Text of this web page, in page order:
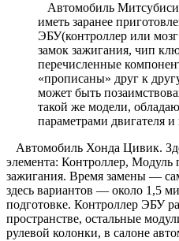
Автомобиль Митсубиси
иметь заранее
ЭБУ(контроллер или
замок зажигания, чип
перечисленные
«прописаны» друг к
может быть
такой же модели,
параметрами двигателя и
Автомобиль Хонда Цивик.
элемента: Контроллер, Модуль
зажигания. Время замены —
здесь вариантов — около 1,5
подготовке. Контроллер ЭБУ
пространстве, остальные
рулевой колонки, в салоне